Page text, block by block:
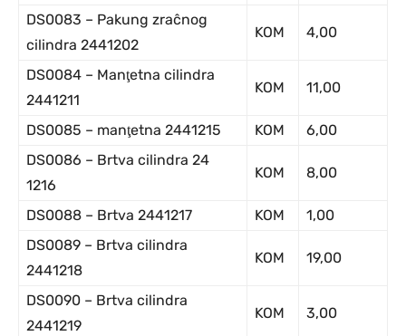
DS0083 – Pakung zraĉnog
cilindra 2441202
KOM 4,00
DS0084 – Manţetna cilindra
2441211
KOM 11,00
DS0085 – manţetna 2441215 KOM
6,00
DS0086 – Brtva cilindra 24
1216
KOM 8,00
DS0088 – Brtva 2441217 KOM
1,00
DS0089 – Brtva cilindra
2441218
KOM 19,00
DS0090 – Brtva cilindra
2441219
KOM 3,00